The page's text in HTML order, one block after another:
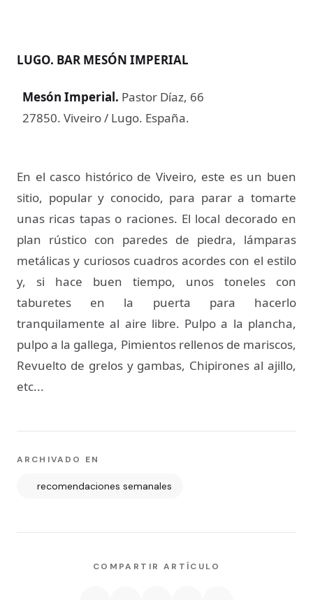
LUGO. BAR MESÓN IMPERIAL
Mesón Imperial. Pastor Díaz, 66
27850. Viveiro / Lugo. España.
En el casco histórico de Viveiro, este es un buen
sitio, popular y conocido, para parar a tomarte
unas ricas tapas o raciones. El local decorado en
plan rústico con paredes de piedra, lámparas
metálicas y curiosos cuadros acordes con el estilo
y, si hace buen tiempo, unos toneles con
taburetes en la puerta para hacerlo
tranquilamente al aire libre. Pulpo a la plancha,
pulpo a la gallega, Pimientos rellenos de mariscos,
Revuelto de grelos y gambas, Chipirones al ajillo,
etc...
ARCHIVADO EN
recomendaciones semanales
COMPARTIR ARTÍCULO